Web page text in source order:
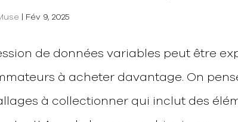
Fév 9, 2025
de données variables peut être
à acheter davantage. On
à collectionner qui inclut des